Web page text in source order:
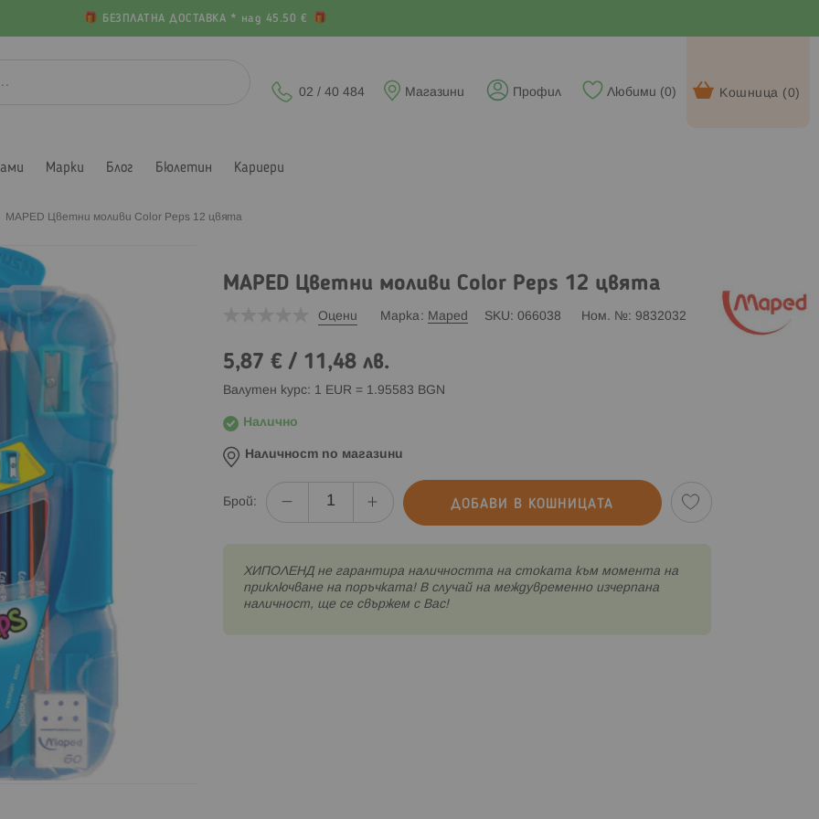
БЕЗПЛАТНА ДОСТАВКА * над 45.50 €
Кошница (0)
Любими (0)
Профил
Магазини
02 / 40 484
Марки Блог Бюлетин Кариери
MAPED Цветни моливи Color Peps 12 цвята
MAPED Цветни моливи Color Peps 12 цвята
Оцени Марка Maped SKU 066038 Ном. № 9832032
5,87 €/ 11,48 лв.
Валутен курс: 1 EUR = 1.95583 BGN
Налично
Наличност по магазини
Брой: ДОБАВИ В КОШНИЦАТА
XИПОЛЕНД не гарантира наличността на стоката към момента на
приключване на поръчката! В случай на междувременно изчерпана
наличност, ще се свържем с Вас!